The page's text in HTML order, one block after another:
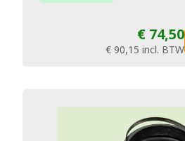
€ 74,50
€ 90,15 incl. BTW